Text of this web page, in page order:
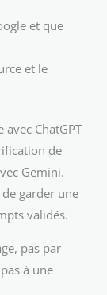
et que
et le
ChatGPT
de
Gemini.
garder une
validés.
pas par
à une